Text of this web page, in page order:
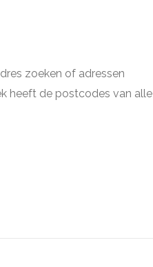
zoeken of adressen
heeft de postcodes van alle